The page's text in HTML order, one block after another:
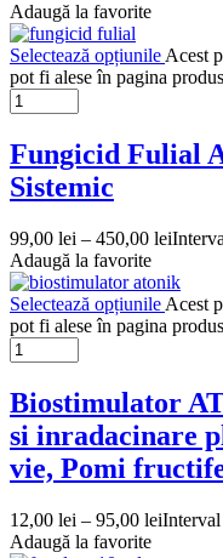
Adaugă la favorite
Selectează opțiunile Acest
pot fi alese în pagina
Fungicid Fulial
Sistemic
99,00 lei – 450,00 lei
Adaugă la favorite
Selectează opțiunile Acest
pot fi alese în pagina
Biostimulator
si inradacinare
vie, Pomi
12,00 lei – 95,00 lei
Adaugă la favorite